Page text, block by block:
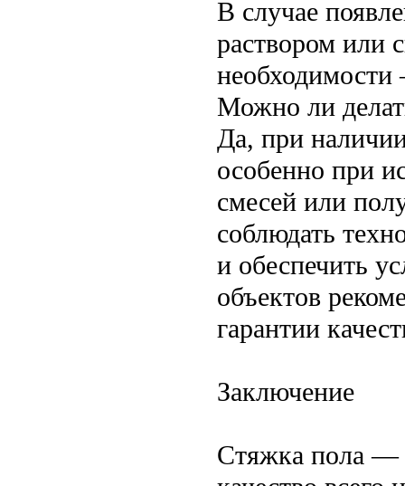
В случае
раствором или
Можно ли
Да, при
особенно при
смесей или
соблюдать
и обеспечить
объектов
гарантии
Заключение
Стяжка пола —